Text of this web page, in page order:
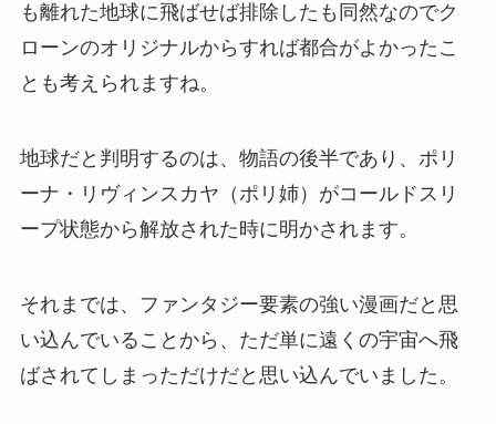
も離れた地球に飛ばせば排除したも同然なのでク
ローンのオリジナルからすれば都合がよかったこ
とも考えられますね。
地球だと判明するのは、物語の後半であり、ポリ
ーナ・リヴィンスカヤ（ポリ姉）がコールドスリ
ープ状態から解放された時に明かされます。
それまでは、ファンタジー要素の強い漫画だと思
い込んでいることから、ただ単に遠くの宇宙へ飛
ばされてしまっただけだと思い込んでいました。